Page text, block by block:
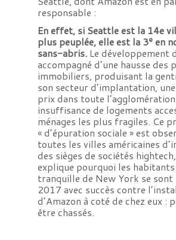
responsable :
En effet, si Seattle est la 14e
plus peuplée, elle est la 3een
sans-abris.Le développement
accompagné d’une hausse des
immobiliers, produisant la
son secteur d’implantation,
prix dans toute
insuffisance de logements
ménages les plus fragiles. Ce
« d’épuration sociale » est
toutes les villes américaines
des sièges de sociétés
explique pourquoi les
tranquille de New York se sont
2017 avec succès contre
d’Amazon à coté de chez eux :
être chassés.